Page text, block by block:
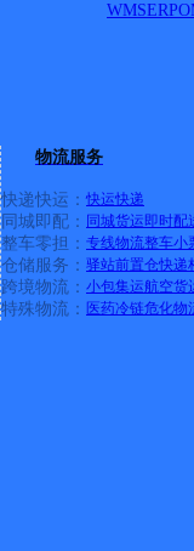
WMSERP
物流服务
快递快运： 快运快递
同城即配： 同城货运即时配
整车零担： 专线物流整车小
仓储服务： 驿站前置仓快递
跨境物流： 小包集运航空货
特殊物流： 医药冷链危化物